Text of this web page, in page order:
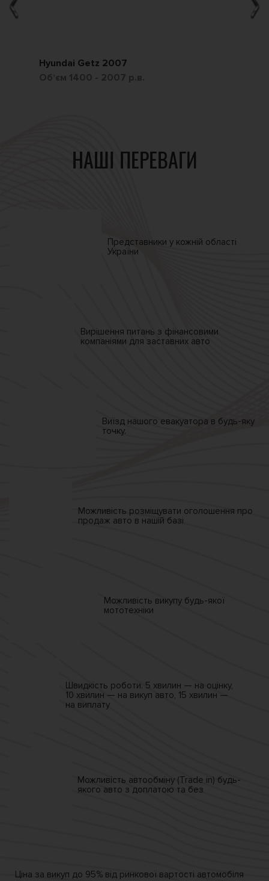
Hyundai Getz 2007
Обʼєм 1400 - 2007 р.в.
НАШІ ПЕРЕВАГИ
Представники у кожній області
України
Вирішення питань з фінансовими
компаніями для заставних авто
Виїзд нашого евакуатора в будь-яку
точку.
Можливість розміщувати оголошення про
продаж авто в нашій базі
Можливість викупу будь-якої
мототехніки
Швидкість роботи. 5 хвилин — на оцінку,
10 хвилин — на викуп авто, 15 хвилин —
на виплату
Можливість автообміну (Trade in) будь-
якого авто з доплатою та без
Ціна за викуп до 95% від ринкової вартості автомобіля